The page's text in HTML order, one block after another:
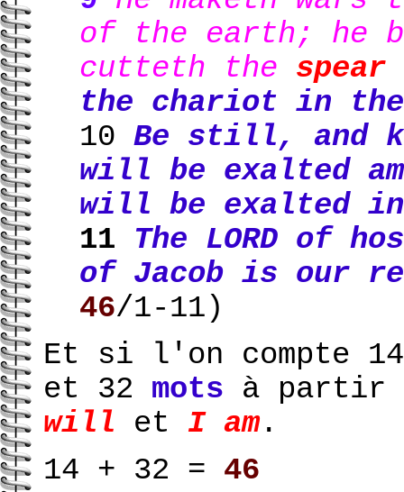
of the earth; he
cutteth the spear
the chariot in
10 Be still, and
will be exalted
will be exalted
11
The LORD of
of Jacob is our
46/1-11)
Et si l'on compte
et 32 mots à partir
will et I am .
14 + 32 = 46